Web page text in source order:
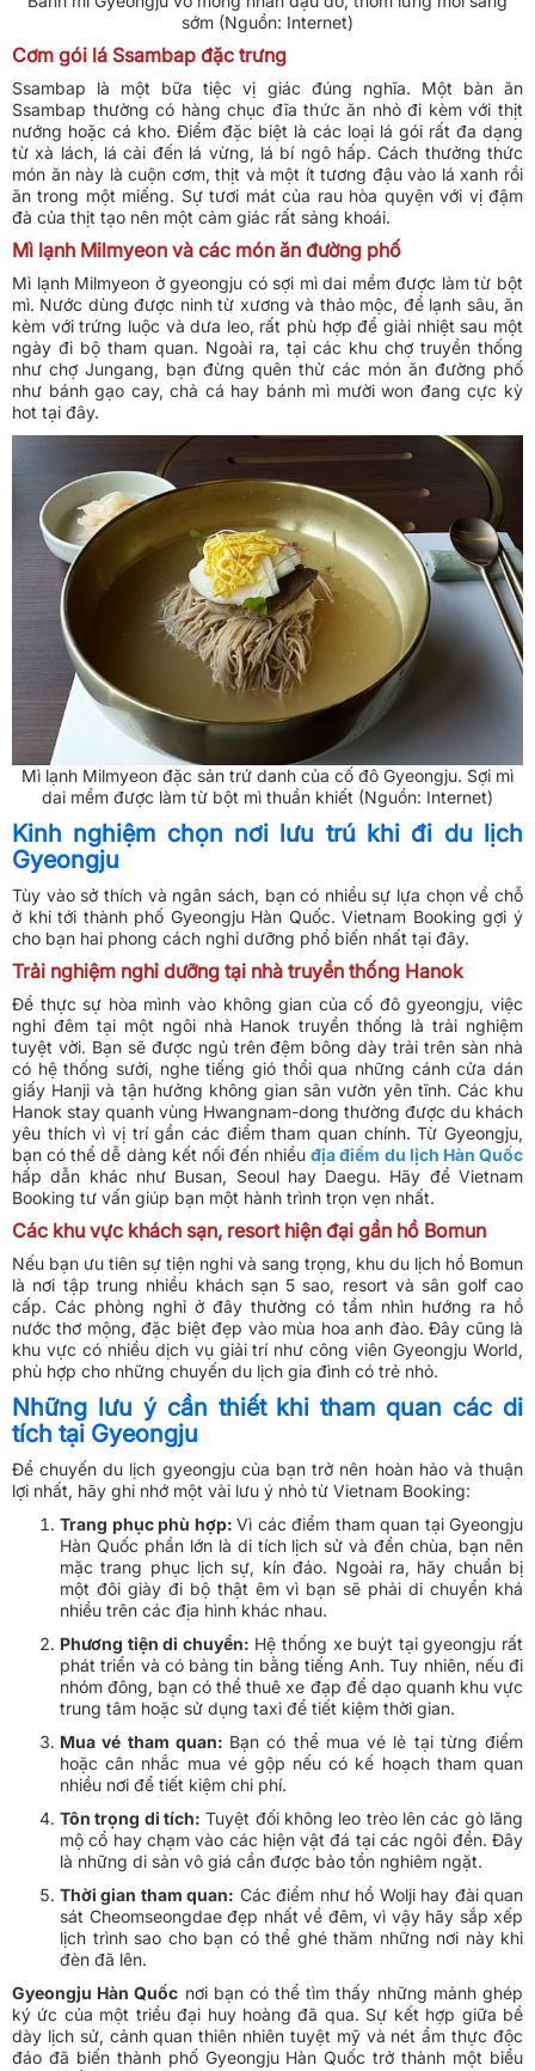
sớm (Nguồn: Internet)
Cơm gói lá Ssambap đặc trưng
Ssambap là một bữa tiệc vị giác đúng nghĩa. Một bàn ăn
Ssambap thường có hàng chục đĩa thức ăn nhỏ đi kèm với thịt
nướng hoặc cá kho. Điểm đặc biệt là các loại lá gói rất đa dạng
từ xà lách, lá cải đến lá vừng, lá bí ngô hấp. Cách thưởng thức
món ăn này là cuộn cơm, thịt và một ít tương đậu vào lá xanh rồi
ăn trong một miếng. Sự tươi mát của rau hòa quyện với vị đậm
đà của thịt tạo nên một cảm giác rất sảng khoái.
Mì lạnh Milmyeon và các món ăn đường phố
Mì lạnh Milmyeon ở gyeongju có sợi mì dai mềm được làm từ bột
mì. Nước dùng được ninh từ xương và thảo mộc, để lạnh sâu, ăn
kèm với trứng luộc và dưa leo, rất phù hợp để giải nhiệt sau một
ngày đi bộ tham quan. Ngoài ra, tại các khu chợ truyền thống
như chợ Jungang, bạn đừng quên thử các món ăn đường phố
như bánh gạo cay, chả cá hay bánh mì mười won đang cực kỳ
hot tại đây.
Mì lạnh Milmyeon đặc sản trứ danh của cố đô Gyeongju. Sợi mì
dai mềm được làm từ bột mì thuần khiết (Nguồn: Internet)
Kinh nghiệm chọn nơi lưu trú khi đi du lịch
Gyeongju
Tùy vào sở thích và ngân sách, bạn có nhiều sự lựa chọn về chỗ
ở khi tới thành phố Gyeongju Hàn Quốc. Vietnam Booking gợi ý
cho bạn hai phong cách nghỉ dưỡng phổ biến nhất tại đây.
Trải nghiệm nghỉ dưỡng tại nhà truyền thống Hanok
Để thực sự hòa mình vào không gian của cố đô gyeongju, việc
nghỉ đêm tại một ngôi nhà Hanok truyền thống là trải nghiệm
tuyệt vời. Bạn sẽ được ngủ trên đệm bông dày trải trên sàn nhà
có hệ thống sưởi, nghe tiếng gió thổi qua những cánh cửa dán
giấy Hanji và tận hưởng không gian sân vườn yên tĩnh. Các khu
Hanok stay quanh vùng Hwangnam-dong thường được du khách
yêu thích vì vị trí gần các điểm tham quan chính. Từ Gyeongju,
bạn có thể dễ dàng kết nối đến nhiềuđịa điểm du lịch Hàn Quốc
hấp dẫn khác như Busan, Seoul hay Daegu. Hãy để Vietnam
Booking tư vấn giúp bạn một hành trình trọn vẹn nhất.
Các khu vực khách sạn, resort hiện đại gần hồ Bomun
Nếu bạn ưu tiên sự tiện nghi và sang trọng, khu du lịch hồ Bomun
là nơi tập trung nhiều khách sạn 5 sao, resort và sân golf cao
cấp. Các phòng nghỉ ở đây thường có tầm nhìn hướng ra hồ
nước thơ mộng, đặc biệt đẹp vào mùa hoa anh đào. Đây cũng là
khu vực có nhiều dịch vụ giải trí như công viên Gyeongju World,
phù hợp cho những chuyến du lịch gia đình có trẻ nhỏ.
Những lưu ý cần thiết khi tham quan các di
tích tại Gyeongju
Để chuyến du lịch gyeongju của bạn trở nên hoàn hảo và thuận
lợi nhất, hãy ghi nhớ một vài lưu ý nhỏ từ Vietnam Booking:
Trang phục phù hợp: Vì các điểm tham quan tại Gyeongju
Hàn Quốc phần lớn là di tích lịch sử và đền chùa, bạn nên
mặc trang phục lịch sự, kín đáo. Ngoài ra, hãy chuẩn bị
một đôi giày đi bộ thật êm vì bạn sẽ phải di chuyển khá
nhiều trên các địa hình khác nhau.
Phương tiện di chuyển: Hệ thống xe buýt tại gyeongju rất
phát triển và có bảng tin bằng tiếng Anh. Tuy nhiên, nếu đi
nhóm đông, bạn có thể thuê xe đạp để dạo quanh khu vực
trung tâm hoặc sử dụng taxi để tiết kiệm thời gian.
Mua vé tham quan: Bạn có thể mua vé lẻ tại từng điểm
hoặc cân nhắc mua vé gộp nếu có kế hoạch tham quan
nhiều nơi để tiết kiệm chi phí.
Tôn trọng di tích: Tuyệt đối không leo trèo lên các gò lăng
mộ cổ hay chạm vào các hiện vật đá tại các ngôi đền. Đây
là những di sản vô giá cần được bảo tồn nghiêm ngặt.
Thời gian tham quan: Các điểm như hồ Wolji hay đài quan
sát Cheomseongdae đẹp nhất về đêm, vì vậy hãy sắp xếp
lịch trình sao cho bạn có thể ghé thăm những nơi này khi
đèn đã lên.
Gyeongju Hàn Quốc nơi bạn có thể tìm thấy những mảnh ghép
ký ức của một triều đại huy hoàng đã qua. Sự kết hợp giữa bề
dày lịch sử, cảnh quan thiên nhiên tuyệt mỹ và nét ẩm thực độc
đáo đã biến thành phố Gyeongju Hàn Quốc trở thành một biểu